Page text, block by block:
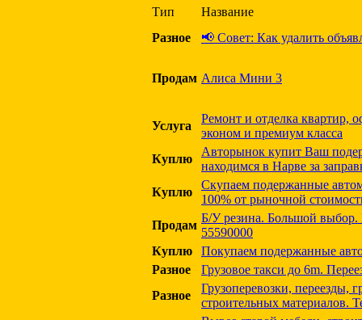
Тип
Название
Разное
📢 Совет: Как удалить
Продам Алиса Мини 3
Услуга
Ремонт и отделка
эконом и премиум класса
Куплю
Авторынок купит Ваш
находимся в Нарве за
Куплю
Скупаем подержанные
100% от рыночной
Продам
Б/У резина. Большой
55590000
Куплю
Покупаем подержанные
Разное
Грузовое такси до 6m.
Разное
Грузоперевозки, переезды,
строительных материалов.